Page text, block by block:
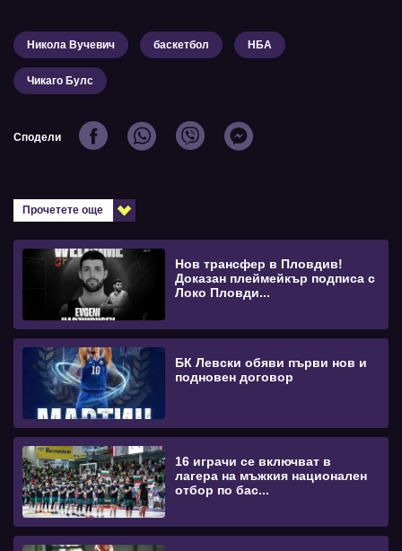
Никола Вучевич баскетбол НБА
Чикаго Булс
Сподели
Прочетете още
Нов трансфер в Пловдив!
Доказан плеймейкър подписа с
Локо Пловди...
БК Левски обяви първи нов и
подновен договор
16 играчи се включват в
лагера на мъжкия национален
отбор по бас...